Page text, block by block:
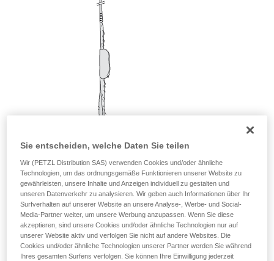
Sie entscheiden, welche Daten Sie teilen
Wir (PETZL Distribution SAS) verwenden Cookies und/oder ähnliche
Technologien, um das ordnungsgemäße Funktionieren unserer Website zu
gewährleisten, unsere Inhalte und Anzeigen individuell zu gestalten und
unseren Datenverkehr zu analysieren. Wir geben auch Informationen über Ihr
Surfverhalten auf unserer Website an unsere Analyse-, Werbe- und Social-
Media-Partner weiter, um unsere Werbung anzupassen. Wenn Sie diese
akzeptieren, sind unsere Cookies und/oder ähnliche Technologien nur auf
unserer Website aktiv und verfolgen Sie nicht auf andere Websites. Die
Cookies und/oder ähnliche Technologien unserer Partner werden Sie während
Ihres gesamten Surfens verfolgen. Sie können Ihre Einwilligung jederzeit